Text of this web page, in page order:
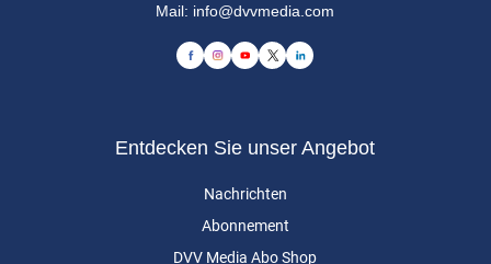
Mail: info@dvvmedia.com
Entdecken Sie unser Angebot
Nachrichten
Abonnement
DVV Media Abo Shop